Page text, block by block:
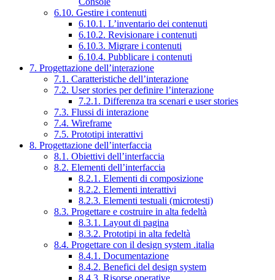
6.10. Gestire i contenuti
6.10.1. L’inventario dei contenuti
6.10.2. Revisionare i contenuti
6.10.3. Migrare i contenuti
6.10.4. Pubblicare i contenuti
7. Progettazione dell’interazione
7.1. Caratteristiche dell’interazione
7.2. User stories per definire l’interazione
7.2.1. Differenza tra scenari e user stories
7.3. Flussi di interazione
7.4. Wireframe
7.5. Prototipi interattivi
8. Progettazione dell’interfaccia
8.1. Obiettivi dell’interfaccia
8.2. Elementi dell’interfaccia
8.2.1. Elementi di composizione
8.2.2. Elementi interattivi
8.2.3. Elementi testuali (microtesti)
8.3. Progettare e costruire in alta fedeltà
8.3.1. Layout di pagina
8.3.2. Prototipi in alta fedeltà
8.4. Progettare con il design system .italia
8.4.1. Documentazione
8.4.2. Benefici del design system
8.4.3. Risorse operative